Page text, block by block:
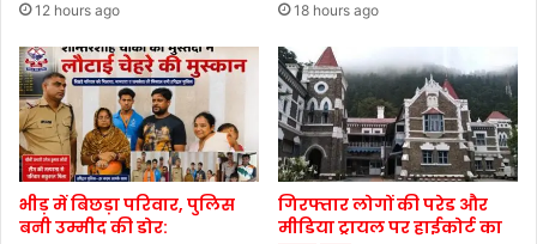
12 hours ago 18 hours ago
भीड़ में बिछड़ा परिवार, पुलिस
बनी उम्मीद की डोर:
गिरफ्तार लोगों की परेड और
मीडिया ट्रायल पर हाईकोर्ट का